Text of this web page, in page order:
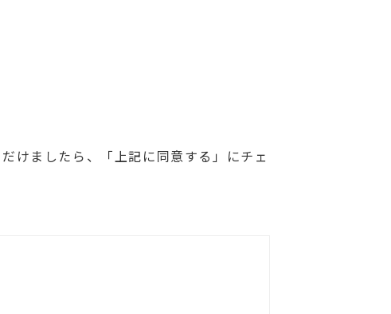
けましたら、「上記に同意する」にチェ